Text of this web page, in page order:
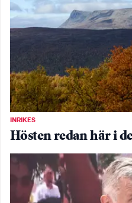
INRIKES
Hösten redan här i